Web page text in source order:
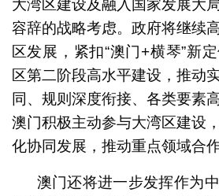
大湾区建设及融入国家发展大
容辞的战略考虑。政府将继续
区发展，紧扣“澳门+横琴”新
区第二阶段高水平建设，推动
同、规则深度衔接、各类要素
澳门积极主动参与大湾区建设
化协同发展，推动重点领域合
澳门还将进一步发挥作为